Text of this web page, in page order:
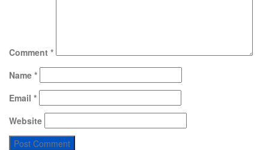
Comment *
Name *
Email *
Website